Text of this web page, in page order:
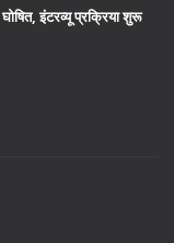
इंटरव्यू प्रक्रिया शुरू